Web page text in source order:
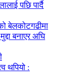
पछि पार्दै
बेलकोटगढीमा
बनाएर अघि
थपियो :